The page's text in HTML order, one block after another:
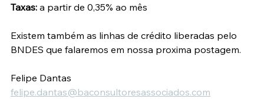
Taxas: a partir de 0,35% ao mês
Existem também as linhas de crédito liberadas pelo
BNDES que falaremos em nossa proxima postagem.
Felipe Dantas
felipe.dantas@baconsultoresassociados.com